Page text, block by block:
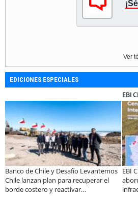
Ver
EDICIONES ESPECIALES
alumnos han sido parte
Súper Sano de Sopraval
del año
Miguel Palacios
de Magallanes
foco en la